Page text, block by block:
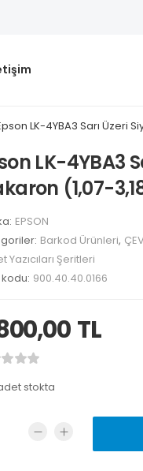
LK-4YBA3 Sarı Üzeri
LK-4YBA3
(1,07-
EPSON
Barkod Ürünleri,
Yazıcıları Şeritleri
900.40.40.0166
TL
stokta